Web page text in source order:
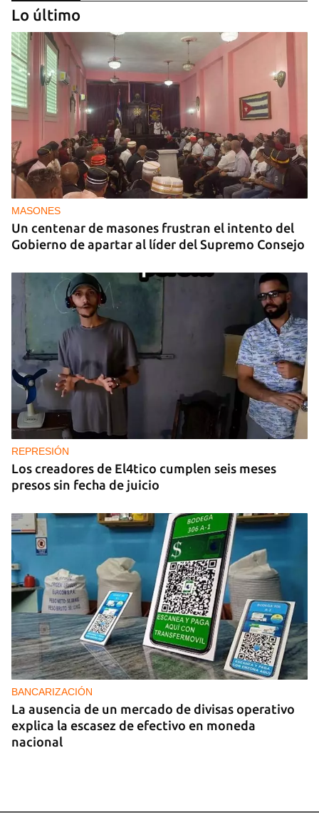
NICARAGUA
EE UU propone a la OEA convocar a los
cancilleres para "tomar medidas" contra las
decisiones de Ortega
Lo último
MASONES
Un centenar de masones frustran el intento del
Gobierno de apartar al líder del Supremo Consejo
REPRESIÓN
Los creadores de El4tico cumplen seis meses
presos sin fecha de juicio
BANCARIZACIÓN
La ausencia de un mercado de divisas operativo
explica la escasez de efectivo en moneda
nacional